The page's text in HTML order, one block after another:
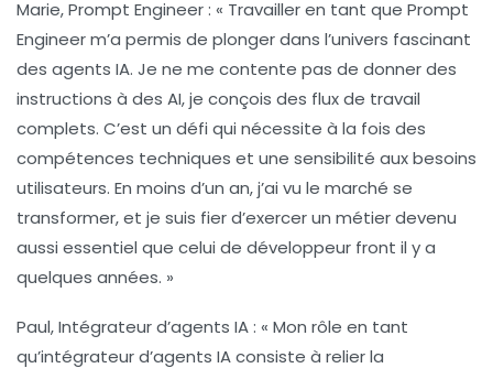
Marie, Prompt Engineer : « Travailler en tant que Prompt
Engineer m’a permis de plonger dans l’univers fascinant
des agents IA. Je ne me contente pas de donner des
instructions à des AI, je conçois des flux de travail
complets. C’est un défi qui nécessite à la fois des
compétences techniques et une sensibilité aux besoins
utilisateurs. En moins d’un an, j’ai vu le marché se
transformer, et je suis fier d’exercer un métier devenu
aussi essentiel que celui de développeur front il y a
quelques années. »
Paul, Intégrateur d’agents IA : « Mon rôle en tant
qu’intégrateur d’agents IA consiste à relier la